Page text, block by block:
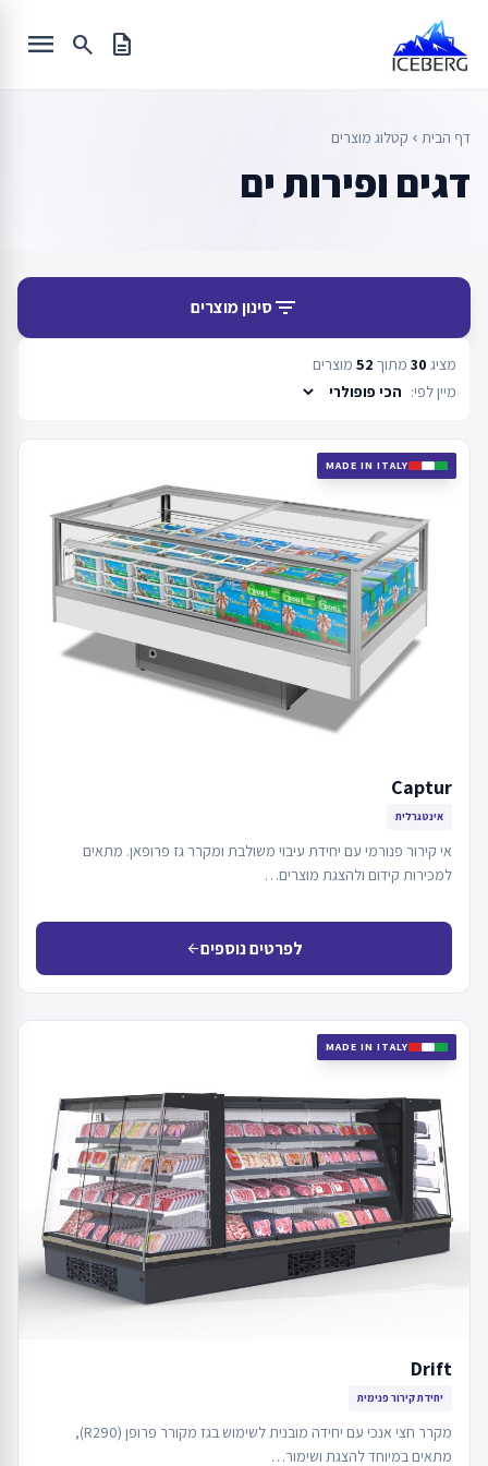
content
description
search
menu
דף הבית chevron_left קטלוג מוצרים
דגים ופירות ים
filter_listסינון מוצרים
מציג 30 מתוך 52 מוצרים
מיין לפי:
MADE IN ITALY
Captur
אינטגרלית
אי קירור פנורמי עם יחידת עיבוי משולבת ומקרר גז פרופאן. מתאים
למכירות קידום ולהצגת מוצרים…
לפרטים נוספיםarrow_back
MADE IN ITALY
Drift
יחידת קירור פנימית
מקרר חצי אנכי עם יחידה מובנית לשימוש בגז מקורר פרופן (R290),
מתאים במיוחד להצגת ושימור…